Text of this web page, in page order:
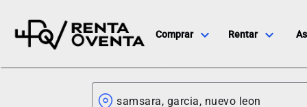
Comprar expand_more Rentar expand_more